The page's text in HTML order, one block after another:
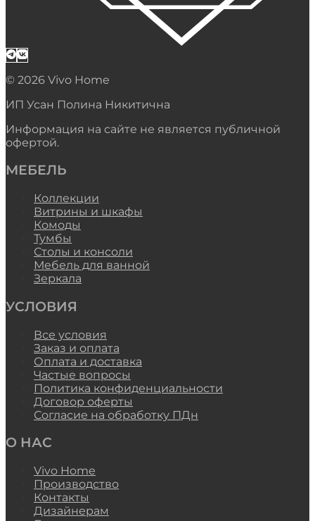
© 2026 Vivo Home
ИП Усан Полина Никитична
Информация на сайте не является публичной
офертой.
МЕБЕЛЬ
Коллекции
Витрины и шкафы
Комоды
Тумбы
Столы и консоли
Мебель для ванной
Зеркала
УСЛОВИЯ
Все условия
Заказ и оплата
Оплата и доставка
Частые вопросы
Политика конфиденциальности
Договор оферты
Согласие на обработку ПДн
О НАС
Vivo Home
Производство
Контакты
Дизайнерам